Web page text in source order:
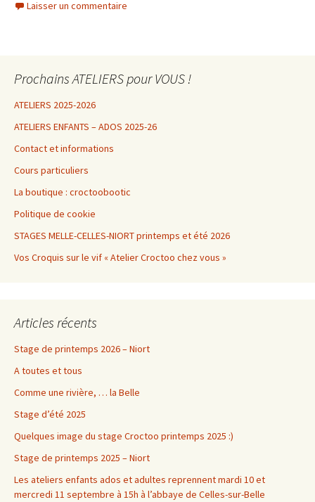
Laisser un commentaire
Prochains ATELIERS pour VOUS !
ATELIERS 2025-2026
ATELIERS ENFANTS – ADOS 2025-26
Contact et informations
Cours particuliers
La boutique : croctoobootic
Politique de cookie
STAGES MELLE-CELLES-NIORT printemps et été 2026
Vos Croquis sur le vif « Atelier Croctoo chez vous »
Articles récents
Stage de printemps 2026 – Niort
A toutes et tous
Comme une rivière, … la Belle
Stage d’été 2025
Quelques image du stage Croctoo printemps 2025 :)
Stage de printemps 2025 – Niort
Les ateliers enfants ados et adultes reprennent mardi 10 et
mercredi 11 septembre à 15h à l’abbaye de Celles-sur-Belle